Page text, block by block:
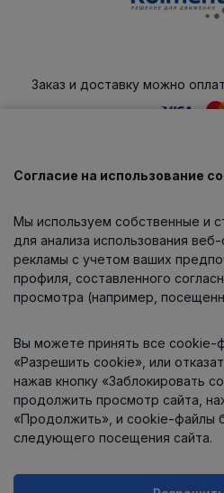
Заказ и доставку можно
Каталог
О компании
Информация
Контакты
Согласие на использование
Мы используем собственные и
для анализа использования
рекламы с учетом ваших
профиля, составленного
просмотра (например,
Вы можете принять все cookie-
«Разрешить cookie», или
нажав кнопку «Заблокировать
продолжить просмотр сайта,
«Продолжить», и cookie-файлы
следующего посещения сайта.